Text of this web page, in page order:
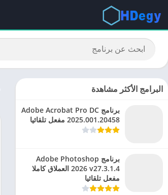
البرامج الأكثر مشاهدة
برنامج Adobe Acrobat Pro DC
2025.001.20458 مفعل تلقائيا
برنامج Adobe Photoshop
2026 v27.3.1.4 العملاق كاملا
مفعل تلقائيا